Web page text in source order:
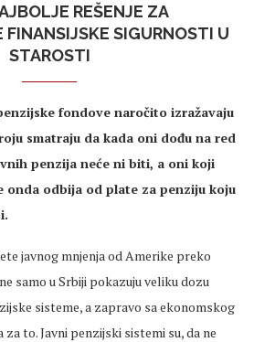
REŠENJE ZA
SIGURNOSTI U
STAROSTI
fondove naročito izražavaju
smatraju da kada oni dođu na red
penzija neće ni biti, a oni koji
onda odbija od plate za penziju koju
javnog mnjenja od Amerike preko
samo u Srbiji pokazuju veliku dozu
sisteme, a zapravo sa ekonomskog
to. Javni penzijski sistemi su, da ne